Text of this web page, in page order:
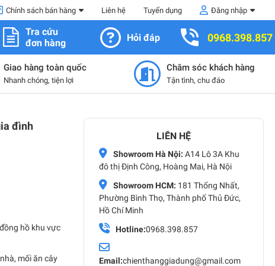
Chính sách bán hàng Liên hệ Tuyển dụng Đăng nhập
Tra cứu
đơn hàng
Hỏi đáp 0968.398.857
Giao hàng toàn quốc
Nhanh chóng, tiện lợi
Chăm sóc khách hàng
Tận tình, chu đáo
đình
hồ khu vực
mối ăn cây
LIÊN HỆ
Showroom Hà Nội: A14 Lô 3A Khu
đô thị Định Công, Hoàng Mai, Hà Nội
Showroom HCM: 181 Thống Nhất,
Phường Bình Thọ, Thành phố Thủ Đức,
Hồ Chí Minh
Hotline:0968.398.857
Email:chienthanggiadung@gmail.com